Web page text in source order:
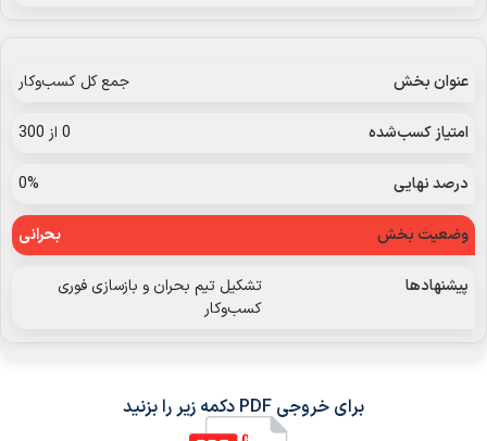
جمع کل کسب‌وکار
0 از 300
0%
بحرانی
تشکیل تیم بحران و بازسازی فوری
کسب‌وکار
برای خروجی PDF دکمه زیر را بزنید